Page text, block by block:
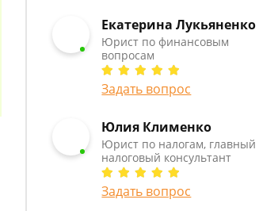
Екатерина Лукьяненко
Юрист по финансовым
вопросам
Задать вопрос
Юлия Клименко
Юрист по налогам, главный
налоговый консультант
Задать вопрос